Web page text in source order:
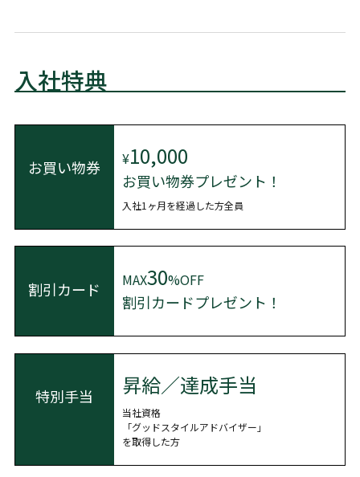
入社特典
お買い物券 ¥10,000
お買い物券プレゼント！
入社1ヶ月を経過した方全員
割引カード MAX30%OFF
割引カードプレゼント！
特別手当 昇給／達成手当
当社資格
「グッドスタイルアドバイザー」
を取得した方